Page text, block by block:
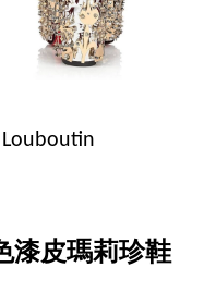
漆皮瑪莉珍鞋